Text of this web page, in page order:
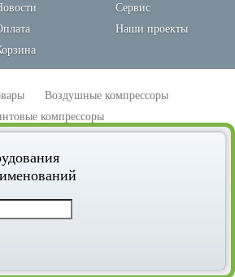
Сервис
Наши проекты
Воздушные компрессоры
компрессоры
ВК100-13